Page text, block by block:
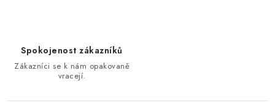
Spokojenost zákazníků
Zákazníci se k nám opakovaně
vracejí.